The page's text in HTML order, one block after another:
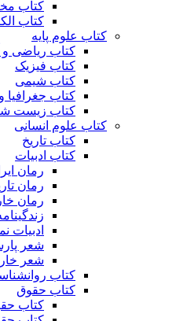
کتاب
کتاب
کتاب علوم پایه
کتاب ریاضی و
کتاب فیزیک
کتاب شیمی
کتاب
کتاب زیست
کتاب علوم انسانی
کتاب تاریخ
کتاب ادبیات
رمان
رمان
رمان
ادبیات
شعر
شعر
کتاب
کتاب حقوق
کتاب